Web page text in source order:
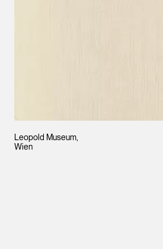
Leopold Museum,
Wien